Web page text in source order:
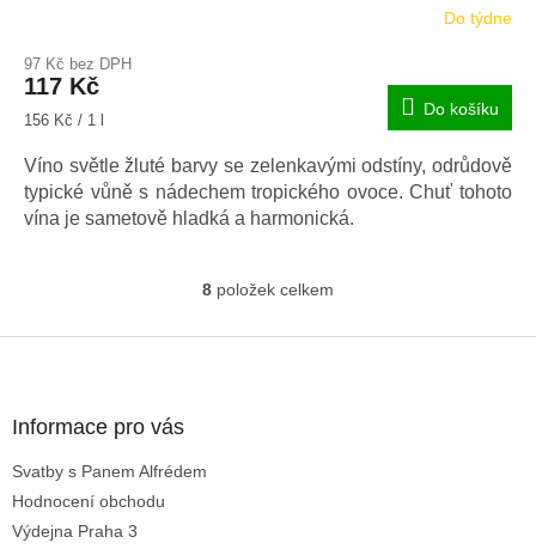
Do týdne
97 Kč bez DPH
117 Kč
Měrná
156 Kč / 1 l
Do košíku
Víno světle žluté barvy se zelenkavými odstíny, odrůdově
typické vůně s nádechem tropického ovoce. Chuť tohoto
vína je sametově hladká a harmonická.
O
l
8 položek celkem
Informace pro vás
Svatby s Panem Alfrédem
Hodnocení obchodu
Výdejna Praha 3